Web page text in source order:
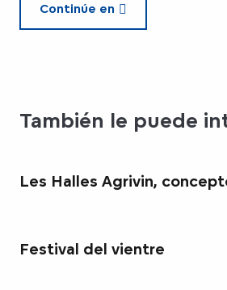
Continúe en
También le puede
Les Halles Agrivin,
Festival del vientre